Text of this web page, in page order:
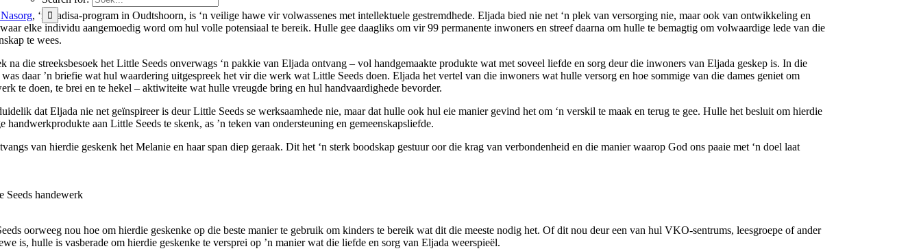
, ‘n Badisa-program in Oudtshoorn, is ‘n veilige hawe vir volwassenes met intellektuele gestremdhede. Eljada bied nie net ‘n plek van versorging nie, maar ook van ontwikkeling en
elke individu aangemoedig word om hul volle potensiaal te bereik. Hulle gee daagliks om vir 99 permanente inwoners en streef daarna om hulle te bemagtig om volwaardige lede van die
te wees.
na die streeksbesoek het Little Seeds onverwags ‘n pakkie van Eljada ontvang – vol handgemaakte produkte wat met soveel liefde en sorg deur die inwoners van Eljada geskep is. In die
daar ’n briefie wat hul waardering uitgespreek het vir die werk wat Little Seeds doen. Eljada het vertel van die inwoners wat hulle versorg en hoe sommige van die dames geniet om
te doen, te brei en te hekel – aktiwiteite wat hulle vreugde bring en hul handvaardighede bevorder.
dat Eljada nie net geïnspireer is deur Little Seeds se werksaamhede nie, maar dat hulle ook hul eie manier gevind het om ‘n verskil te maak en terug te gee. Hulle het besluit om hierdie
handwerkprodukte aan Little Seeds te skenk, as ’n teken van ondersteuning en gemeenskapsliefde.
van hierdie geskenk het Melanie en haar span diep geraak. Dit het ‘n sterk boodskap gestuur oor die krag van verbondenheid en die manier waarop God ons paaie met ‘n doel laat
oorweeg nou hoe om hierdie geskenke op die beste manier te gebruik om kinders te bereik wat dit die meeste nodig het. Of dit nou deur een van hul VKO-sentrums, leesgroepe of ander
is, hulle is vasberade om hierdie geskenke te versprei op ’n manier wat die liefde en sorg van Eljada weerspieël.